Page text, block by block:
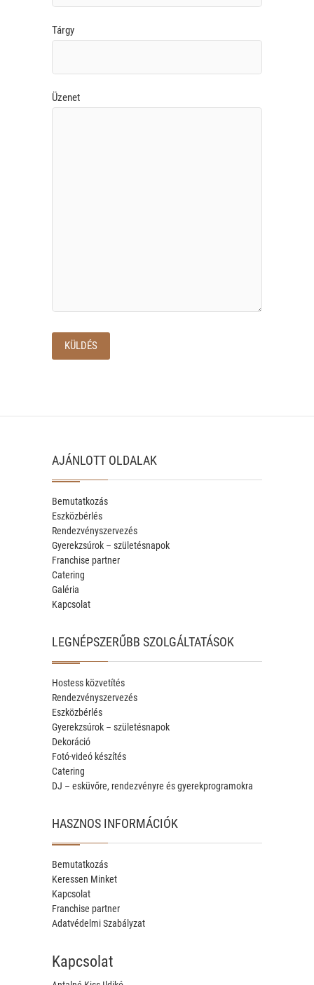
Tárgy
Üzenet
AJÁNLOTT OLDALAK
Bemutatkozás
Eszközbérlés
Rendezvényszervezés
Gyerekzsúrok – születésnapok
Franchise partner
Catering
Galéria
Kapcsolat
LEGNÉPSZERŰBB SZOLGÁLTATÁSOK
Hostess közvetítés
Rendezvényszervezés
Eszközbérlés
Gyerekzsúrok – születésnapok
Dekoráció
Fotó-videó készítés
Catering
DJ – esküvőre, rendezvényre és gyerekprogramokra
HASZNOS INFORMÁCIÓK
Bemutatkozás
Keressen Minket
Kapcsolat
Franchise partner
Adatvédelmi Szabályzat
Kapcsolat